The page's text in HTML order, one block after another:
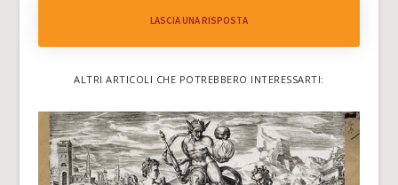
LASCIA UNA RISPOSTA
ALTRI ARTICOLI CHE POTREBBERO INTERESSARTI: